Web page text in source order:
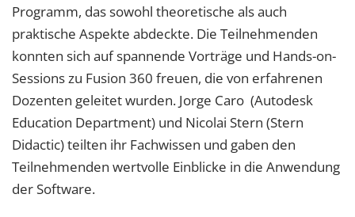
Programm, das sowohl theoretische als auch
praktische Aspekte abdeckte. Die Teilnehmenden
konnten sich auf spannende Vorträge und Hands-on-
Sessions zu Fusion 360 freuen, die von erfahrenen
Dozenten geleitet wurden. Jorge Caro (Autodesk
Education Department) und Nicolai Stern (Stern
Didactic) teilten ihr Fachwissen und gaben den
Teilnehmenden wertvolle Einblicke in die Anwendung
der Software.